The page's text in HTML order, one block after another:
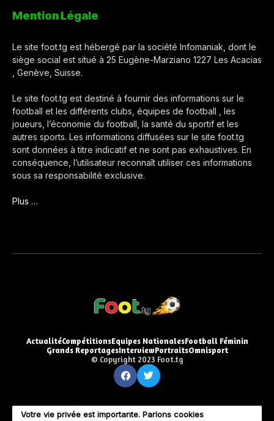
Mention Légale
Le site foot.tg est hébergé par la société Infomaniak, dont le
siège social est situé à 25 Eugène-Marziano 1227 Les Acacias
, Genève, Suisse.
Le site foot.tg est destiné à fournir des informations sur le
football et les différents clubs, équipes de football , les
joueurs, l’économie du football, la santé du sportif et les
autres sports. Les informations diffusées sur le site foot.tg
sont données à titre indicatif et ne sont pas exhaustives. En
conséquence, l’utilisateur reconnaît utiliser ces informations
sous sa responsabilité exclusive.
Plus …
ActualitéCompétitionsEquipes NationalesFootball Féminin
Grands ReportagesInterviewPortraitsOmnisport
© Copyright 2023 Foot.tg
Votre vie privée est importante. Parlons cookies